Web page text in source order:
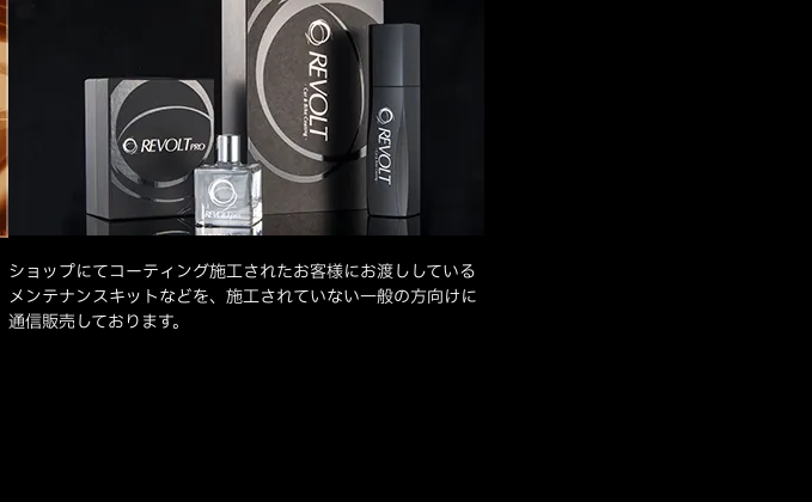
ショップにてコーティング施工されたお客様にお渡ししている
メンテナンスキットなどを、施工されていない一般の方向けに
通信販売しております。